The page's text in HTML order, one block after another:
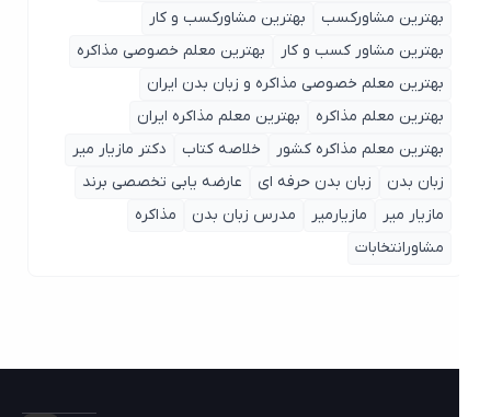
بهترین مشاورکسب
بهترین مشاورکسب و کار
بهترین مشاور کسب و کار
بهترین معلم خصوصی مذاکره
بهترین معلم خصوصی مذاکره و زبان بدن ایران
بهترین معلم مذاکره
بهترین معلم مذاکره ایران
بهترین معلم مذاکره کشور
خلاصه کتاب
دکتر مازیار میر
زبان بدن
زبان بدن حرفه ای
عارضه یابی تخصصی برند
مازیار میر
مازیارمیر مدرس زبان بدن
مذاکره
مشاورانتخابات